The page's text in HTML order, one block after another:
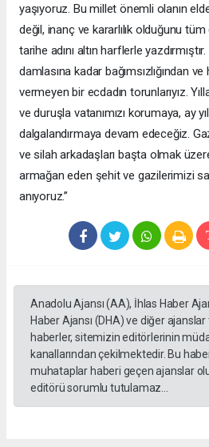
yaşıyoruz. Bu millet önemli olanın
değil, inanç ve kararlılık olduğunu
tarihe adını altın harflerle
damlasına kadar bağımsızlığından
vermeyen bir ecdadın torunlarıyız.
ve duruşla vatanımızı korumaya, ay
dalgalandırmaya devam edeceğiz.
ve silah arkadaşları başta olmak
armağan eden şehit ve gazilerimizi
anıyoruz.”
Anadolu Ajansı (AA), İhlas Haber
Haber Ajansı (DHA) ve diğer
haberler, sitemizin editörlerinin
kanallarından çekilmektedir. Bu
muhataplar haberi geçen ajanslar
editörü sorumlu tutulamaz...